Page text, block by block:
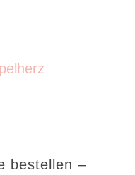
bestellen –